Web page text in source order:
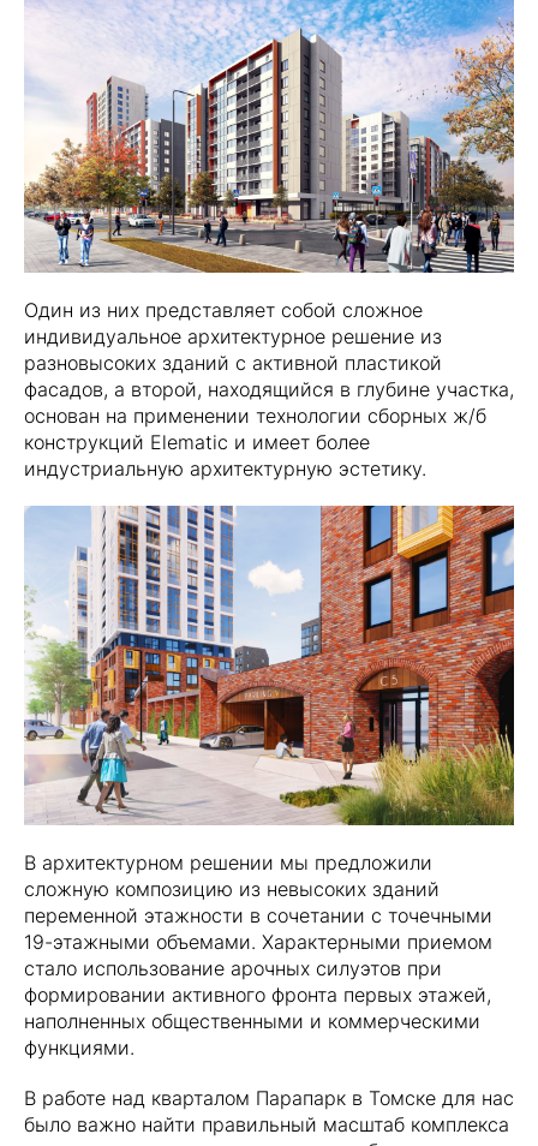
Один из них представляет собой сложное
индивидуальное архитектурное решение из
разновысоких зданий с активной пластикой
фасадов, а второй, находящийся в глубине участка,
основан на применении технологии сборных ж/б
конструкций Elematic и имеет более
индустриальную архитектурную эстетику.
В архитектурном решении мы предложили
сложную композицию из невысоких зданий
переменной этажности в сочетании с точечными
19-этажными объемами. Характерными приемом
стало использование арочных силуэтов при
формировании активного фронта первых этажей,
наполненных общественными и коммерческими
функциями.
В работе над кварталом Парапарк в Томске для нас
было важно найти правильный масштаб комплекса